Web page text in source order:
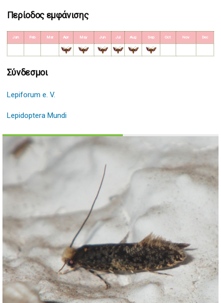
Περίοδος εμφάνισης
Jan Feb Mar Apr May Jun Jul Aug Sep Oct Nov Dec
Σύνδεσμοι
Lepiforum e. V.
Lepidoptera Mundi